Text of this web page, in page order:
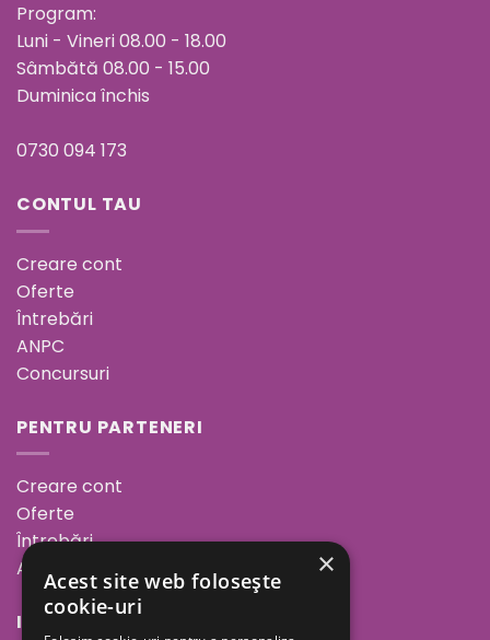
Program:
Luni - Vineri 08.00 - 18.00
Sâmbătă 08.00 - 15.00
Duminica închis
0730 094 173
CONTUL TAU
Creare cont
Oferte
Întrebări
ANPC
Concursuri
PENTRU PARTENERI
Creare cont
Oferte
Întrebări
ANPC
INFORMAȚII
×
Acest site web folosește
cookie-uri